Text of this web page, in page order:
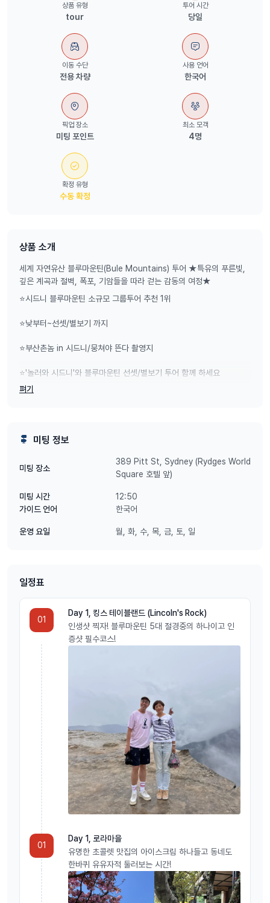
상품 유형
tour
투어 시간
당일
이동 수단
전용 차량
사용 언어
한국어
픽업 장소
미팅 포인트
최소 모객
4명
확정 유형
수동 확정
상품 소개
세계 자연유산 블루마운틴(Bule Mountains) 투어 ★특유의 푸른빛,
깊은 계곡과 절벽, 폭포, 기암들을 따라 걷는 감동의 여정★
⭐시드니 블루마운틴 소규모 그룹투어 추천 1위
⭐낮부터~선셋/별보기 까지
⭐부산촌놈 in 시드니/뭉쳐야 뜬다 촬영지
⭐'놀러와 시드니'와 블루마운틴 선셋/별보기 투어 함께 하세요
✔ 차량의 80%는 2023년/2024년 차량 입니다.
✔ 시드니에서 최대 21명 까지만 소그룹으로 투어를 하는 유일한 여행
✔ 블루마운틴 킹스테이블랜드는 27인승 이상의 대형버스는 진입 불가
✅ 13인 이하 프리미엄 소규모 그룹투어
블루마운틴 낮부터 선셋/별보기/별멍 & 시크릿 코스
- 금액 : 성인/어린이 $75
연령별 기준 ~ 유아: 36개월 미만 / 어린이: 만3세~만12세
✅페더데일 동물원 무료로!! 픽업해 드립니다.
집결지 선택시에 페더데일 동물원 픽업 선택 하시면 됩니다.
출발 시간 : 선셋 시간을 고려하여 출발 시간이 유동적 입니다.
- 2024년4월7일~10월5일: 오후 12시30분
- 10월6일~2025년4월5일: 오후 2시
펴기
미팅 정보
미팅 장소
389 Pitt St, Sydney (Rydges World
Square 호텔 앞)
미팅 시간
12:50
가이드 언어
한국어
운영 요일 월, 화, 수, 목, 금, 토, 일
일정표
01
Day 1, 킹스 테이블랜드 (Lincoln's Rock)
인생샷 찍자! 블루마운틴 5대 절경중의 하나이고 인
증샷 필수코스!
01
Day 1, 로라마을
유명한 초콜렛 맛집의 아이스크림 하나들고 동네도
한바퀴 유유자적 둘러보는 시간!